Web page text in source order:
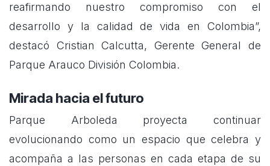
reafirmando nuestro compromiso con el
desarrollo y la calidad de vida en Colombia”,
destacó Cristian Calcutta, Gerente General de
Parque Arauco División Colombia.
Mirada hacia el futuro
Parque Arboleda proyecta continuar
evolucionando como un espacio que celebra y
acompaña a las personas en cada etapa de su